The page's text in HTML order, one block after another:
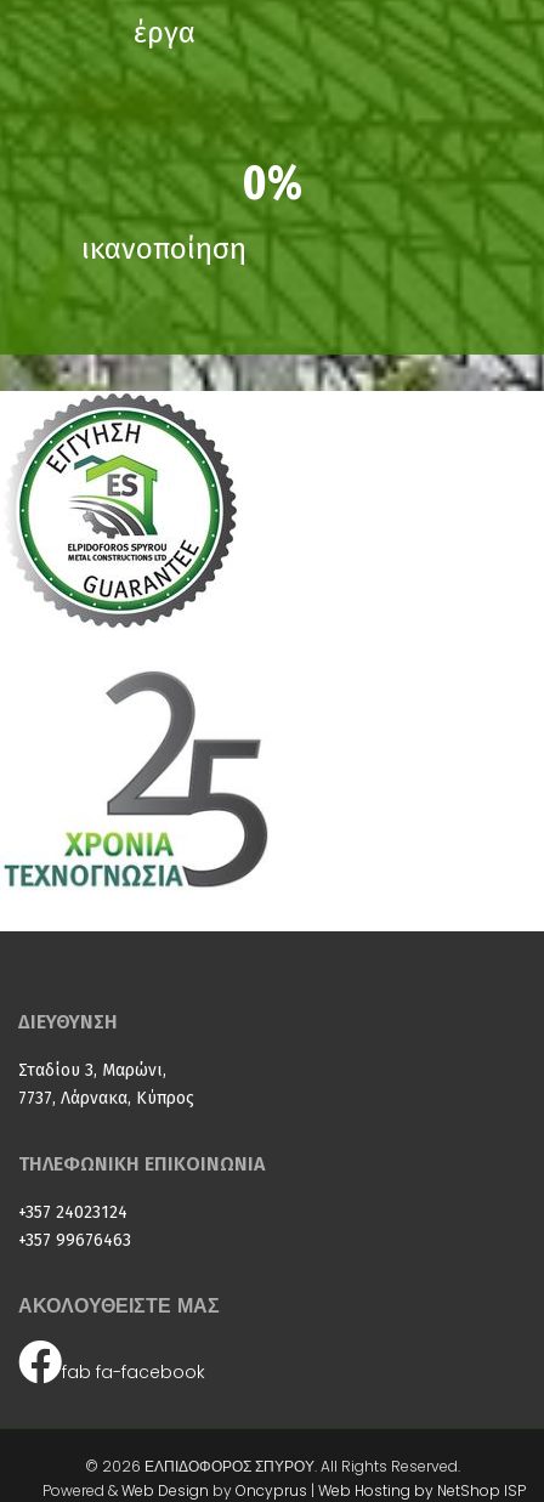
έργα
0
ικανοποίηση
ΔΙΕΥΘΥΝΣΗ
Σταδίου 3, Μαρώνι,
7737, Λάρνακα, Κύπρος
ΤΗΛΕΦΩΝΙΚΗ ΕΠΙΚΟΙΝΩΝΙΑ
+357 24023124
+357 99676463
ΑΚΟΛΟΥΘΕΙΣΤΕ ΜΑΣ
fab fa-facebook
© 2026 ΕΛΠΙΔΟΦΟΡΟΣ ΣΠΥΡΟΥ. All Rights Reserved.
Powered &Web Design byOncyprus | Web Hosting by NetShop ISP